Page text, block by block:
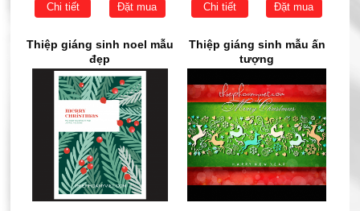
Chi tiết Đặt mua Chi tiết Đặt mua
Thiệp giáng sinh noel mẫu
đẹp
Thiệp giáng sinh mẫu ấn
tượng